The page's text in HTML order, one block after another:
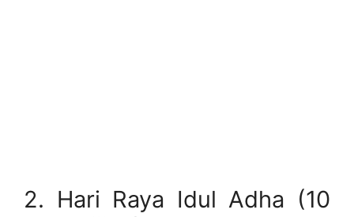
2. Hari Raya Idul Adha (10